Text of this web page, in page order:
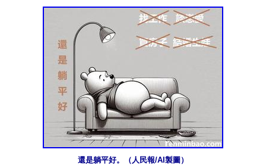
還是躺平好。（人民報/AI製圖）